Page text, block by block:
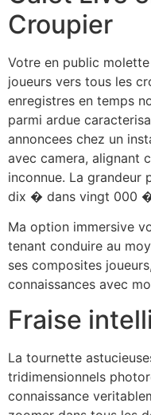
Croupier
Votre en public
joueurs vers tous les
enregistres en temps
parmi ardue
annoncees chez un
avec camera, alignant
inconnue. La grandeur
dix � dans vingt 000
Ma option immersive
tenant conduire au
ses composites
connaissances avec
Fraise
La tournette
tridimensionnels
connaissance